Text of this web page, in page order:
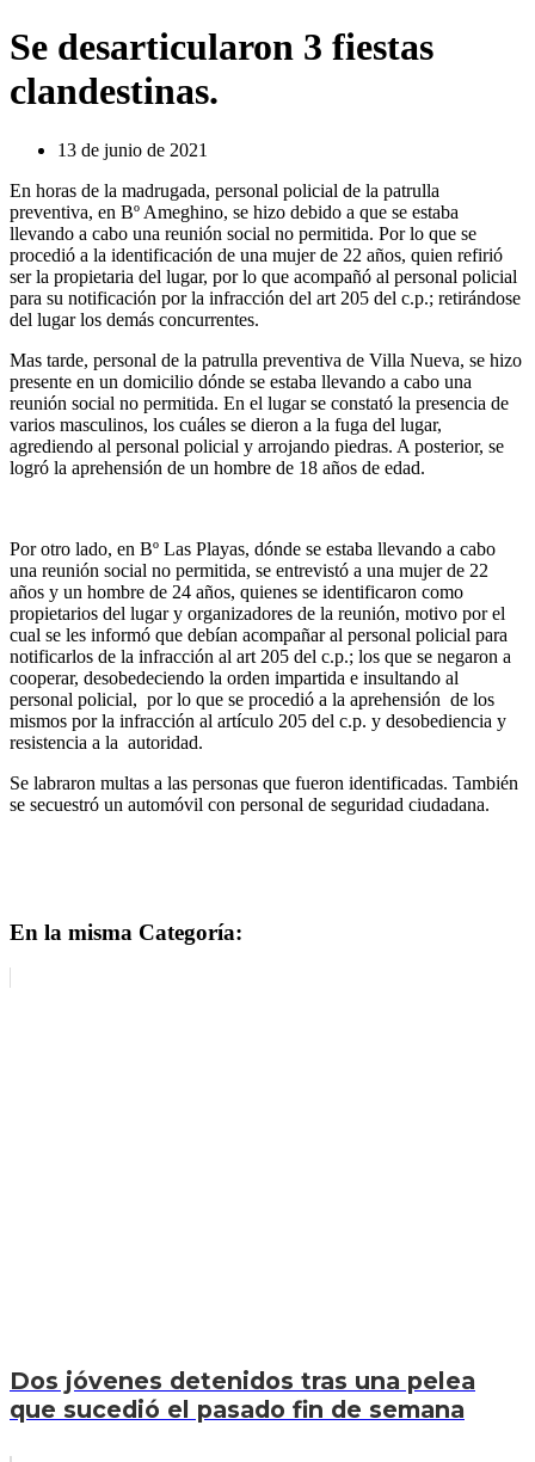
Se desarticularon 3 fiestas
clandestinas.
13 de junio de 2021
En horas de la madrugada, personal policial de la patrulla
preventiva, en Bº Ameghino, se hizo debido a que se estaba
llevando a cabo una reunión social no permitida. Por lo que se
procedió a la identificación de una mujer de 22 años, quien refirió
ser la propietaria del lugar, por lo que acompañó al personal policial
para su notificación por la infracción del art 205 del c.p.; retirándose
del lugar los demás concurrentes.
Mas tarde, personal de la patrulla preventiva de Villa Nueva, se hizo
presente en un domicilio dónde se estaba llevando a cabo una
reunión social no permitida. En el lugar se constató la presencia de
varios masculinos, los cuáles se dieron a la fuga del lugar,
agrediendo al personal policial y arrojando piedras. A posterior, se
logró la aprehensión de un hombre de 18 años de edad.
Por otro lado, en Bº Las Playas, dónde se estaba llevando a cabo
una reunión social no permitida, se entrevistó a una mujer de 22
años y un hombre de 24 años, quienes se identificaron como
propietarios del lugar y organizadores de la reunión, motivo por el
cual se les informó que debían acompañar al personal policial para
notificarlos de la infracción al art 205 del c.p.; los que se negaron a
cooperar, desobedeciendo la orden impartida e insultando al
personal policial, por lo que se procedió a la aprehensión de los
mismos por la infracción al artículo 205 del c.p. y desobediencia y
resistencia a la autoridad.
Se labraron multas a las personas que fueron identificadas. También
se secuestró un automóvil con personal de seguridad ciudadana.
En la misma Categoría:
Dos jóvenes detenidos tras una pelea
que sucedió el pasado fin de semana